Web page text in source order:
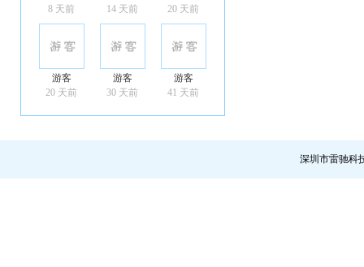
8 天前
14 天前
20 天前
游客
20 天前
游客
30 天前
游客
41 天前
深圳市雷驰科